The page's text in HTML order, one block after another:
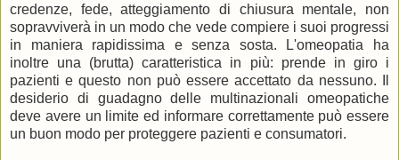
credenze, fede, atteggiamento di chiusura mentale, non
sopravviverà in un modo che vede compiere i suoi progressi
in maniera rapidissima e senza sosta. L'omeopatia ha
inoltre una (brutta) caratteristica in più: prende in giro i
pazienti e questo non può essere accettato da nessuno. Il
desiderio di guadagno delle multinazionali omeopatiche
deve avere un limite ed informare correttamente può essere
un buon modo per proteggere pazienti e consumatori.